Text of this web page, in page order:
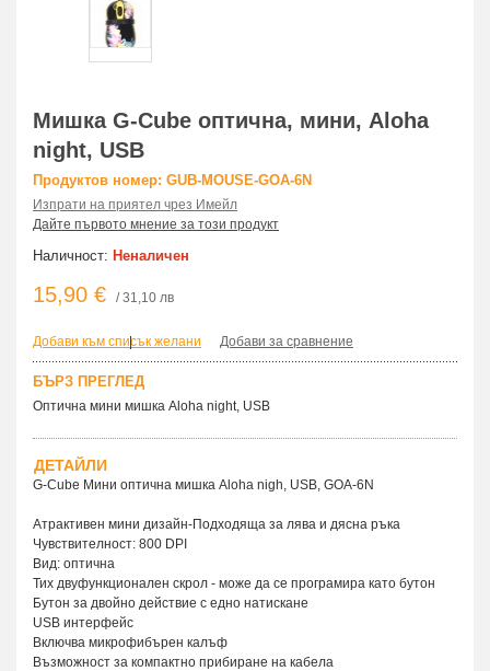
Мишка G-Cube оптична, мини, Aloha
night, USB
Продуктов номер: GUB-MOUSE-GOA-6N
Изпрати на приятел чрез Имейл
Дайте първото мнение за този продукт
Наличност: Неналичен
15,90 € / 31,10 лв
Добави към списък желани
| Добави за сравнение
БЪРЗ ПРЕГЛЕД
Оптична мини мишка Aloha night, USB
ДЕТАЙЛИ
G-Cube Мини оптична мишка Aloha nigh, USB, GOA-6N
Атрактивен мини дизайн-Подходяща за лява и дясна ръка
Чувствителност: 800 DPI
Вид: оптична
Тих двуфункционален скрол - може да се програмира като бутон
Бутон за двойно действие с едно натискане
USB интерфейс
Включва микрофибърен калъф
Възможност за компактно прибиране на кабела